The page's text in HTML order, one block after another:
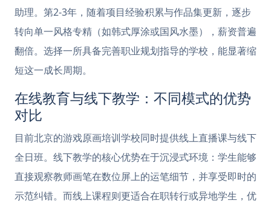
助理。第2-3年，随着项目经验积累与作品集更新，逐步
转向单一风格专精（如韩式厚涂或国风水墨），薪资普遍
翻倍。选择一所具备完善职业规划指导的学校，能显著缩
短这一成长周期。
在线教育与线下教学：不同模式的优势
对比
目前北京的游戏原画培训学校同时提供线上直播课与线下
全日班。线下教学的核心优势在于沉浸式环境：学生能够
直接观察教师画笔在数位屏上的运笔细节，并享受即时的
示范纠错。而线上课程则更适合在职转行或异地学生，优